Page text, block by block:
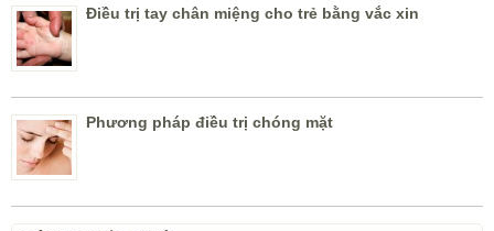
Điều trị tay chân miệng cho trẻ bằng vắc xin
Phương pháp điều trị chóng mặt